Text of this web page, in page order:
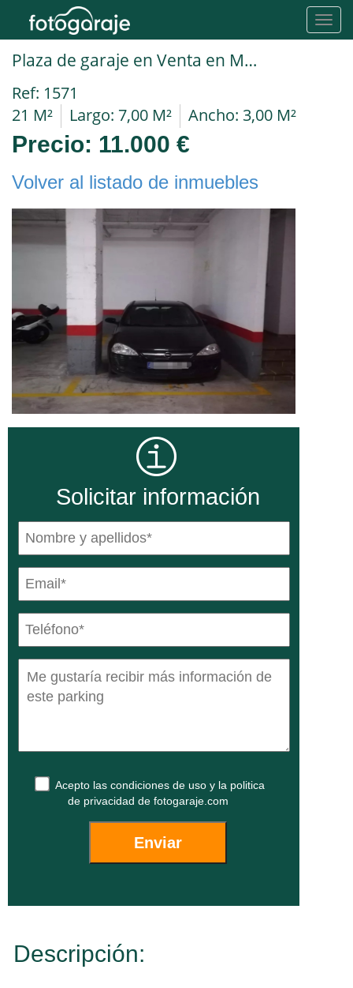
Plaza de garaje en Venta en Málaga en MARTIN CARPENA Pilar Lorengar
Ref: 1571
21 M²
Largo: 7,00 M² Ancho: 3,00 M²
Precio: 11.000 €
Volver al listado de inmuebles
Solicitar información
Acepto las condiciones de uso y la politica
de privacidad de fotogaraje.com
Descripción: